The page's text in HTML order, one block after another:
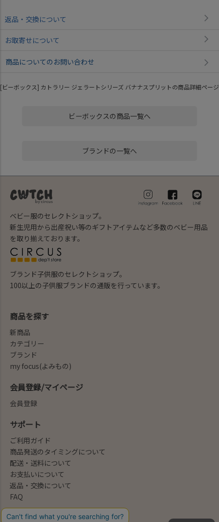
返品・交換について
お取寄せについて
商品についてのお問い合わせ
[ビーボックス] カトラリー ジェラートシリーズ バナナスプリットの商品詳細ページ
ビーボックスの商品一覧へ
ブランドの一覧へ
ベビー服のセレクトショップ。
新生児用から出産祝い等のギフトアイテムなど多数のベビー用品
を取り揃えております。
ブランド子供服のセレクトショップ。
100以上の子供服ブランドの通販を行っています。
会社概要/お問合せ先
商品を探す
新商品
カテゴリー
ブランド
my focus(よみもの)
会員登録/マイページ
会員登録
サポート
ご利用ガイド
商品発送のタイミングについて
配送・送料について
お支払いについて
返品・交換について
FAQ